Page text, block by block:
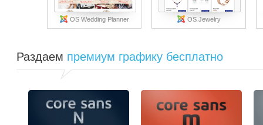
OS Wedding Planner OS Jewelry
Раздаем премиум графику бесплатно